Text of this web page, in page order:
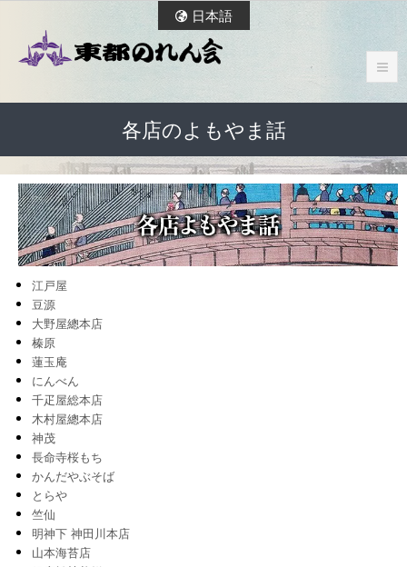
日本語
各店のよもやま話
江戸屋
豆源
大野屋總本店
榛原
蓮玉庵
にんべん
千疋屋総本店
木村屋總本店
神茂
長命寺桜もち
かんだやぶそば
とらや
竺仙
明神下 神田川本店
山本海苔店